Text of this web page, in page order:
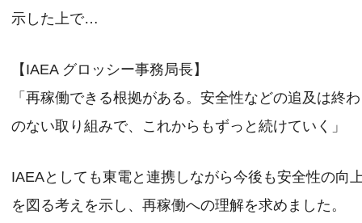
示した上で…
【IAEA グロッシー事務局長】
「再稼働できる根拠がある。安全性などの追及は終
のない取り組みで、これからもずっと続けていく」
IAEAとしても東電と連携しながら今後も安全性の向
を図る考えを示し、再稼働への理解を求めました。